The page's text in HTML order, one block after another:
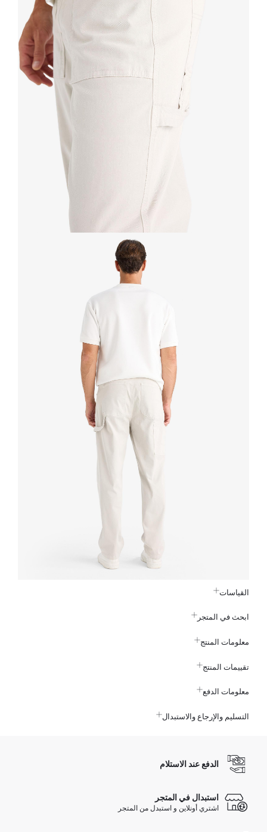
القياسات
ابحث في المتجر
معلومات المنتج
تقييمات المنتج
معلومات الدفع
التسليم والإرجاع والاستبدال
الدفع عند الاستلام
استبدال في المتجر
اشتري أونلاين و استبدل من المتجر